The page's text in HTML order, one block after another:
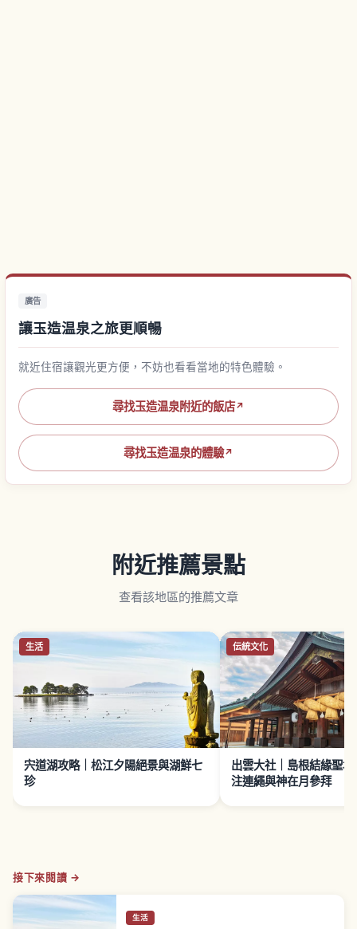
廣告
讓玉造温泉之旅更順暢
就近住宿讓觀光更方便，不妨也看看當地的特色體驗。
尋找玉造温泉附近的飯店↗
尋找玉造温泉的體驗↗
附近推薦景點
查看該地區的推薦文章
生活
宍道湖攻略｜松江夕陽絕景與湖鮮七
珍
伝統文化
出雲大社｜島根結緣聖
注連繩與神在月參拜
接下來閱讀 →
生活